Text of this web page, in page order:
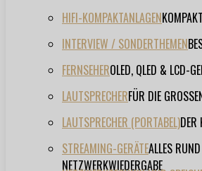
HIFI-KOMPAKTANLAGEN
INTERVIEW / SONDERTHEMEN
FERNSEHEROLED, QLED & LCD-
LAUTSPRECHERFÜR DIE
LAUTSPRECHER (PORTABEL)DER
STREAMING-GERÄTEALLES
NETZWERKWIEDERGABE